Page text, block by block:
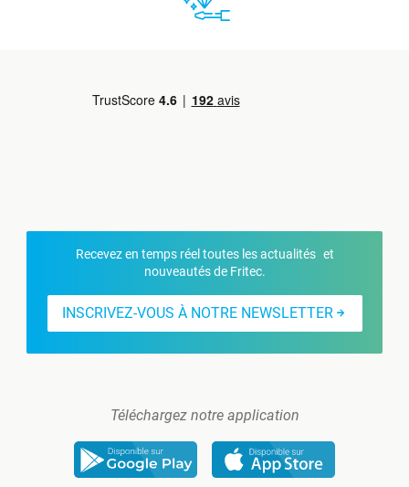
Recevez en temps réel toutes les actualités et
nouveautés de Fritec.
INSCRIVEZ-VOUS À NOTRE NEWSLETTER
Téléchargez notre application